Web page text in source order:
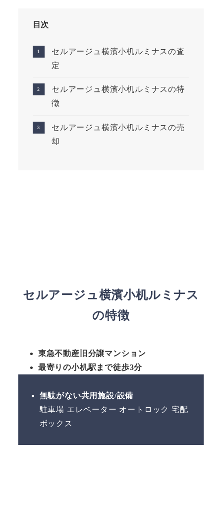
目次
セルアージュ横濱小机ルミナスの査
定
セルアージュ横濱小机ルミナスの特
徴
セルアージュ横濱小机ルミナスの売
却
セルアージュ横濱小机ルミナス
の特徴
東急不動産旧分譲マンション
最寄りの小机駅まで徒歩3分
無駄がない共用施設/設備
駐車場 エレベーター オートロック 宅配
ボックス